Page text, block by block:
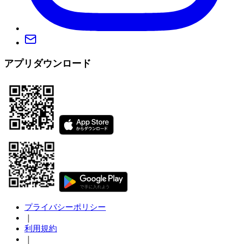
アプリダウンロード
プライバシーポリシー
利用規約